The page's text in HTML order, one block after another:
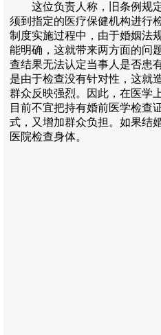
这位负责人称，旧条例规定
须到指定的医疗保健机构进行
制度实施过程中，由于婚姻法
能明确，这就带来两方面的问
查结果无法认定当事人是否患
是由于检查没有针对性，这就
群众反映强烈。因此，在医学
目前不宜把持有婚前医学检查
式，又增加群众负担。如果结
医院检查身体。